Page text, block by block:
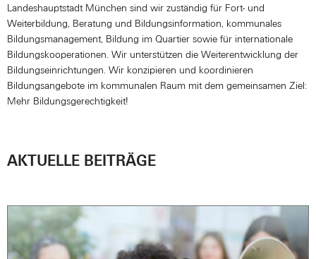
Landeshauptstadt München sind wir zuständig für Fort- und
Weiterbildung, Beratung und Bildungsinformation, kommunales
Bildungsmanagement, Bildung im Quartier sowie für internationale
Bildungskooperationen. Wir unterstützen die Weiterentwicklung der
Bildungseinrichtungen. Wir konzipieren und koordinieren
Bildungsangebote im kommunalen Raum mit dem gemeinsamen Ziel:
Mehr Bildungsgerechtigkeit!
AKTUELLE BEITRÄGE